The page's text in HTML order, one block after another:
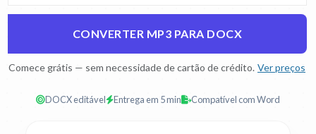
CONVERTER MP3 PARA DOCX
Comece grátis — sem necessidade de cartão de crédito. Ver preços
DOCX editável Entrega em 5 min Compatível com Word